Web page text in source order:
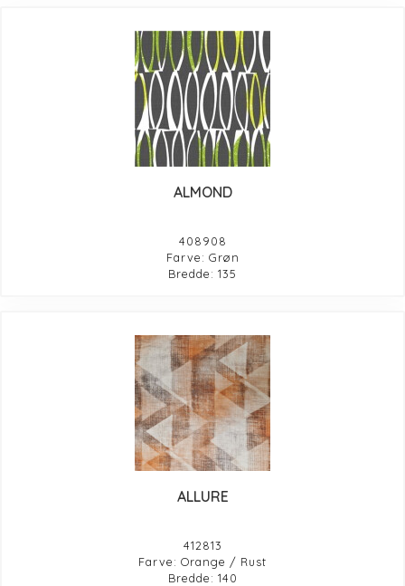
ALMOND
408908
Farve: Grøn
Bredde: 135
ALLURE
412813
Farve: Orange / Rust
Bredde: 140